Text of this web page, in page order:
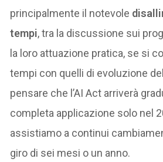
principalmente il notevole
tempi, tra la discussione sui
la loro attuazione pratica, se si
tempi con quelli di evoluzione
pensare che l’AI Act arriverà
completa applicazione solo nel
assistiamo a continui
giro di sei mesi o un anno.